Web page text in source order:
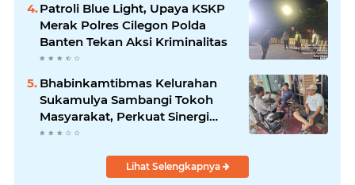
Patroli Blue Light, Upaya KSKP
Merak Polres Cilegon Polda
Banten Tekan Aksi Kriminalitas
Bhabinkamtibmas Kelurahan
Sukamulya Sambangi Tokoh
Masyarakat, Perkuat Sinergi
Jaga Kamtibmas
Lihat Selengkapnya